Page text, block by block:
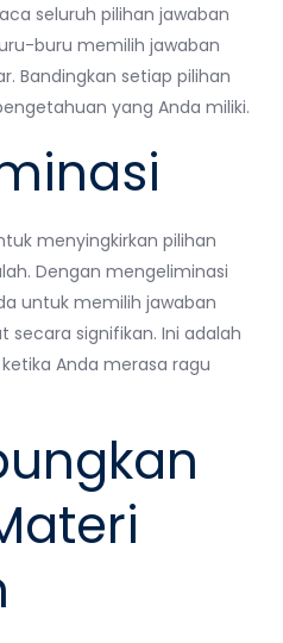
seluruh pilihan jawaban
buru memilih jawaban
Bandingkan setiap pilihan
yang Anda miliki.
menyingkirkan pilihan
Dengan mengeliminasi
untuk memilih jawaban
secara signifikan. Ini adalah
Anda merasa ragu